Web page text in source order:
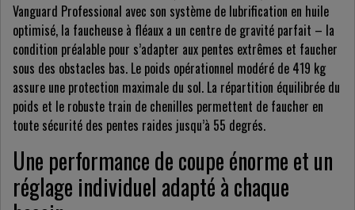
Vanguard Professional avec son système de lubrification en huile
optimisé, la faucheuse à fléaux a un centre de gravité parfait – la
condition préalable pour s’adapter aux pentes extrêmes et faucher
sous des obstacles bas. Le poids opérationnel modéré de 419 kg
assure une protection maximale du sol. La répartition équilibrée du
poids et le robuste train de chenilles permettent de faucher en
toute sécurité des pentes raides jusqu’à 55 degrés.
Une performance de coupe énorme et un
réglage individuel adapté à chaque